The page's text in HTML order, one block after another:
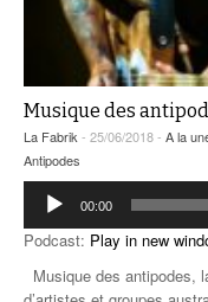
Musique des
La Fabrik - 25/06/2018 - A la
Antipodes
Lecteur
audio
00:00
Podcast: Play in new
Musique des antipodes,